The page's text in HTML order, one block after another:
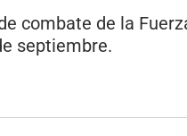
combate de la
septiembre.